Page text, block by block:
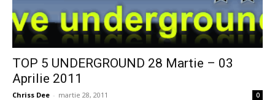
TOP 5 UNDERGROUND 28 Martie – 03
Aprilie 2011
Chriss Dee - martie 28, 2011 0